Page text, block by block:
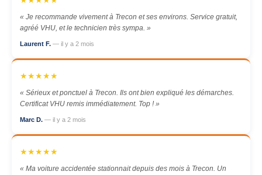
« Je recommande vivement à Trecon et ses environs. Service gratuit,
agréé VHU, et le technicien très sympa. »
Laurent F. — il y a 2 mois
★★★★★
« Sérieux et ponctuel à Trecon. Ils ont bien expliqué les démarches.
Certificat VHU remis immédiatement. Top ! »
Marc D. — il y a 2 mois
★★★★★
« Ma voiture accidentée stationnait depuis des mois à Trecon. Un